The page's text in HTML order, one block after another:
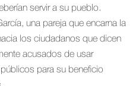
servir a su pueblo.
una pareja que encarna la
los ciudadanos que dicen
acusados de usar
para su beneficio